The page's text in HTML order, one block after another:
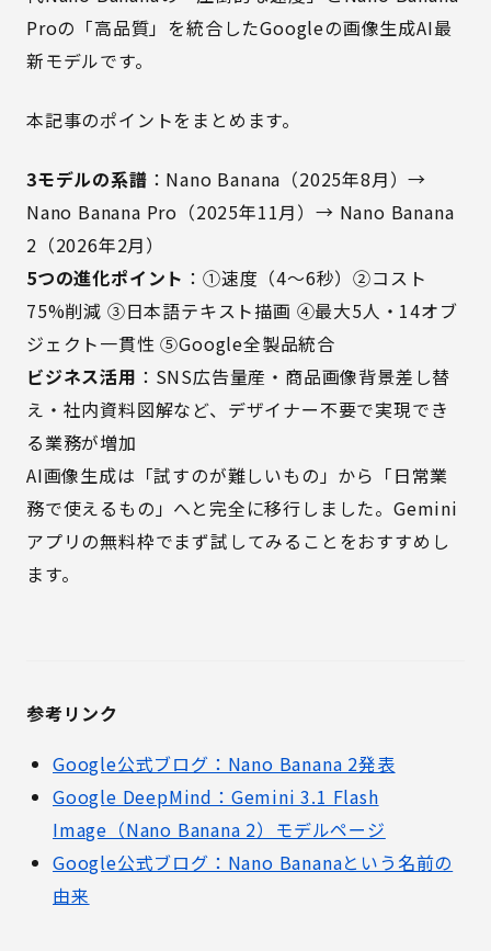
Proの「高品質」を統合したGoogleの画像生成AI最
新モデルです。
本記事のポイントをまとめます。
3モデルの系譜 ：Nano Banana（2025年8月）→
Nano Banana Pro（2025年11月）→ Nano Banana
2（2026年2月）
5つの進化ポイント ：①速度（4〜6秒）②コスト
75%削減 ③日本語テキスト描画 ④最大5人・14オブ
ジェクト一貫性 ⑤Google全製品統合
ビジネス活用 ：SNS広告量産・商品画像背景差し替
え・社内資料図解など、デザイナー不要で実現でき
る業務が増加
AI画像生成は「試すのが難しいもの」から「日常業
務で使えるもの」へと完全に移行しました。Gemini
アプリの無料枠でまず試してみることをおすすめし
ます。
参考リンク
Google公式ブログ：Nano Banana 2発表
Google DeepMind：Gemini 3.1 Flash
Image（Nano Banana 2）モデルページ
Google公式ブログ：Nano Bananaという名前の
由来